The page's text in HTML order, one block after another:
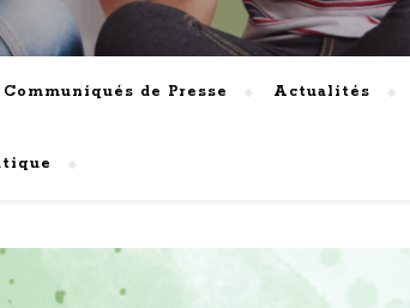
de Presse Actualités